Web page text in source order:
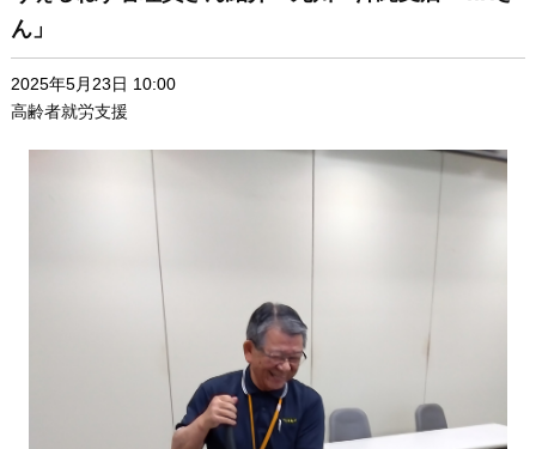
ん」
2025年5月23日 10:00
高齢者就労支援